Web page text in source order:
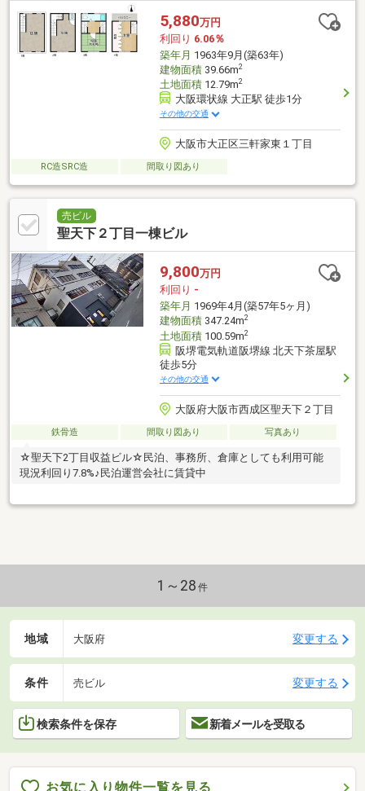
5,880万円
利回り 6.06％
築年月 1963年9月(築63年)
建物面積39.66m2
土地面積12.79m2
大阪環状線 大正駅 徒歩1分
その他の交通
大阪市大正区三軒家東１丁目
RC造SRC造 間取り図あり
売ビル
聖天下２丁目一棟ビル
9,800万円
利回り -
築年月 1969年4月(築57年5ヶ月)
建物面積347.24m2
土地面積100.59m2
阪堺電気軌道阪堺線 北天下茶屋駅
徒歩5分
その他の交通
大阪府大阪市西成区聖天下２丁目
鉄骨造 間取り図あり 写真あり
☆聖天下2丁目収益ビル☆民泊、事務所、倉庫としても利用可能
現況利回り7.8%♪民泊運営会社に賃貸中
1～28 件
地域 大阪府 変更する
条件 売ビル 変更する
検索条件を保存 新着メールを受取る
お気に入り物件一覧を見る